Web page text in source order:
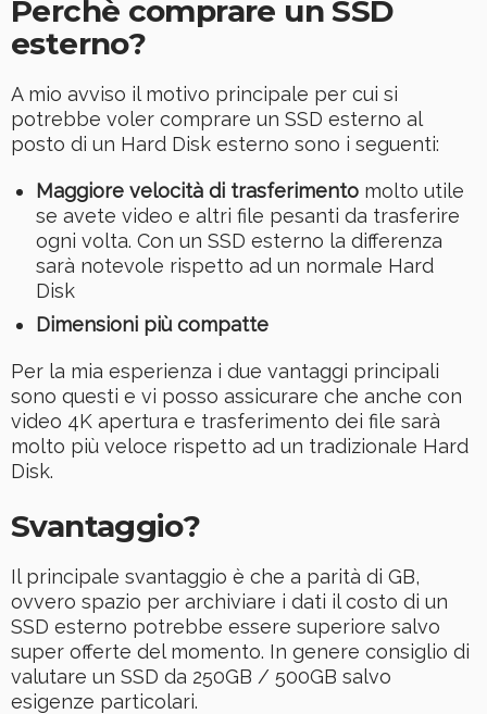
Perchè comprare un SSD
esterno?
A mio avviso il motivo principale per cui si
potrebbe voler comprare un SSD esterno al
posto di un Hard Disk esterno sono i seguenti:
Maggiore velocità di trasferimentomolto utile
se avete video e altri file pesanti da trasferire
ogni volta. Con un SSD esterno la differenza
sarà notevole rispetto ad un normale Hard
Disk
Dimensioni più compatte
Per la mia esperienza i due vantaggi principali
sono questi e vi posso assicurare che anche con
video 4K apertura e trasferimento dei file sarà
molto più veloce rispetto ad un tradizionale Hard
Disk.
Svantaggio?
Il principale svantaggio è che a parità di GB,
ovvero spazio per archiviare i dati il costo di un
SSD esterno potrebbe essere superiore salvo
super offerte del momento. In genere consiglio di
valutare un SSD da 250GB / 500GB salvo
esigenze particolari.